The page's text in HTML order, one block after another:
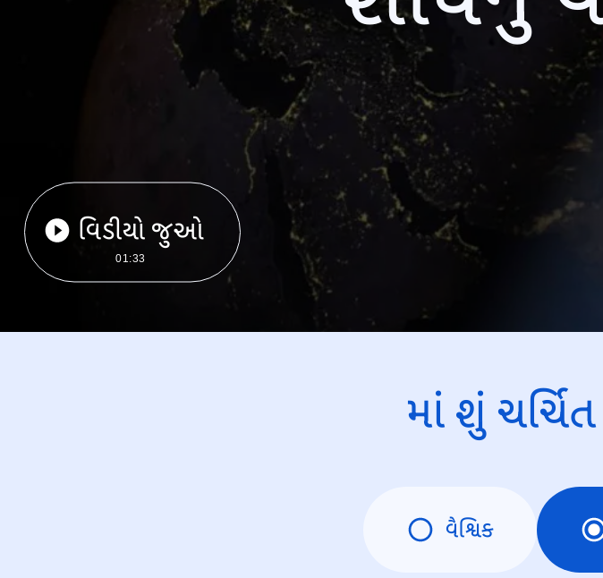
વિડીયો જુઓ
01:33
માં શું
વૈશ્વિક